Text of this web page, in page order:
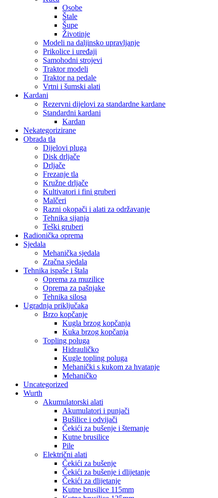
Osobe
Štale
Šupe
Životinje
Modeli na daljinsko upravljanje
Prikolice i uređaji
Samohodni strojevi
Traktor modeli
Traktor na pedale
Vrtni i šumski alati
Kardani
Rezervni dijelovi za standardne kardane
Standardni kardani
Kardan
Nekategorizirane
Obrada tla
Dijelovi pluga
Disk drljače
Drljače
Frezanje tla
Kružne drljače
Kultivatori i fini gruberi
Malčeri
Razni okopači i alati za održavanje
Tehnika sijanja
Teški gruberi
Radionička oprema
Sjedala
Mehanička sjedala
Zračna sjedala
Tehnika ispaše i štala
Oprema za muzilice
Oprema za pašnjake
Tehnika silosa
Ugradnja priključaka
Brzo kopčanje
Kugla brzog kopčanja
Kuka brzog kopčanja
Topling poluga
Hidrauličko
Kugle topling poluga
Mehanički s kukom za hvatanje
Mehaničko
Uncategorized
Wurth
Akumulatorski alati
Akumulatori i punjači
Bušilice i odvijači
Čekići za bušenje i štemanje
Kutne brusilice
Pile
Električni alati
Čekići za bušenje
Čekići za bušenje i dlijetanje
Čekići za dlijetanje
Kutne brusilice 115mm